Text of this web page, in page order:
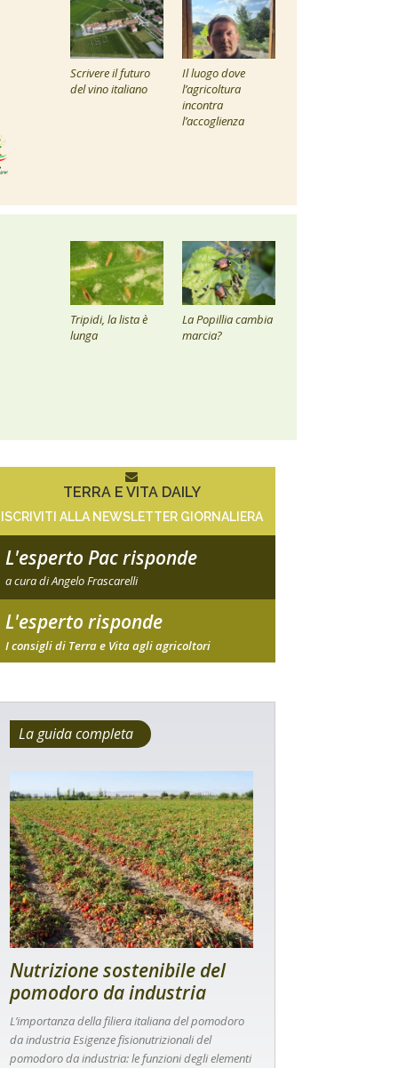
Scrivere il futuro
del vino italiano
Il luogo dove
l’agricoltura
incontra
l’accoglienza
Tripidi, la lista è
lunga
La Popillia cambia
marcia?
TERRA E VITA DAILY
ISCRIVITI ALLA NEWSLETTER GIORNALIERA
L'esperto Pac risponde
a cura di Angelo Frascarelli
L'esperto risponde
I consigli di Terra e Vita agli agricoltori
La guida completa
Nutrizione sostenibile del
pomodoro da industria
L’importanza della filiera italiana del pomodoro
da industria Esigenze fisionutrizionali del
pomodoro da industria: le funzioni degli elementi